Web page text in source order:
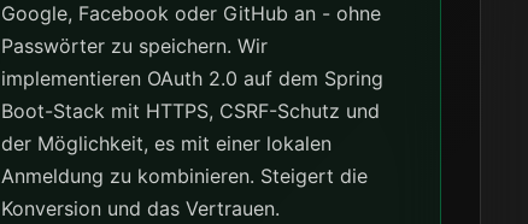
Google, Facebook oder GitHub an - ohne
Passwörter zu speichern. Wir
implementieren OAuth 2.0 auf dem Spring
Boot-Stack mit HTTPS, CSRF-Schutz und
der Möglichkeit, es mit einer lokalen
Anmeldung zu kombinieren. Steigert die
Konversion und das Vertrauen.